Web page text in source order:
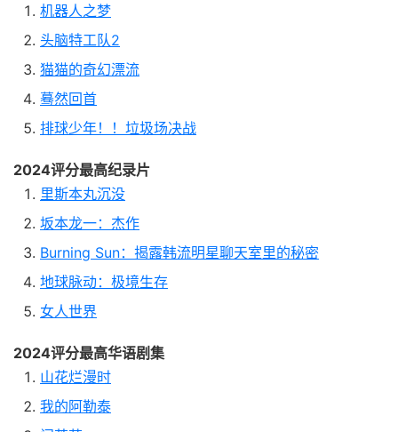
机器人之梦
头脑特工队2
猫猫的奇幻漂流
蓦然回首
排球少年！！垃圾场决战
2024评分最高纪录片
里斯本丸沉没
坂本龙一：杰作
Burning Sun：揭露韩流明星聊天室里的秘密
地球脉动：极境生存
女人世界
2024评分最高华语剧集
山花烂漫时
我的阿勒泰